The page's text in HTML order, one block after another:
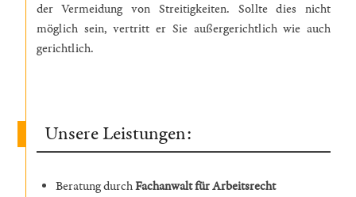
der Vermeidung von Streitigkeiten. Sollte dies nicht
möglich sein, vertritt er Sie außergerichtlich wie auch
gerichtlich.
Unsere Leistungen:
Beratung durchFachanwalt für Arbeitsrecht